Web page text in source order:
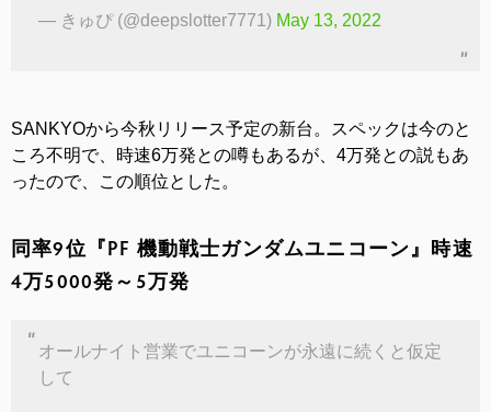
— きゅぴ (@deepslotter7771) May 13, 2022
SANKYOから今秋リリース予定の新台。スペックは今のと
ころ不明で、時速6万発との噂もあるが、4万発との説もあ
ったので、この順位とした。
同率9位『PF 機動戦士ガンダムユニコーン』時速
4万5000発～5万発
オールナイト営業でユニコーンが永遠に続くと仮定
して